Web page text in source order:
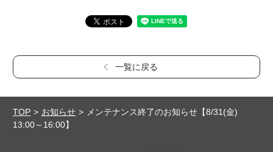
一覧に戻る
TOP お知らせ
メンテナンス終了のお知らせ【8/31(金)
13:00～16:00】